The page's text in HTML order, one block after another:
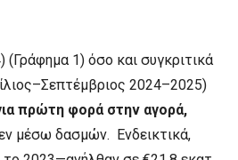
1) όσο και συγκριτικά
2024–2025)
πρώτη φορά στην αγορά,
μέσω δασμών. Ενδεικτικά,